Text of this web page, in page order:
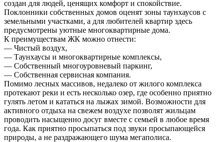
создан для людей, ценящих комфорт и спокойствие.
Поклонники собственных домов оценят зоны таунхаусов с
земельными участками, а для любителей квартир здесь
предусмотрены уютные многоквартирные дома.
К преимуществам ЖК можно отнести:
— Чистый воздух,
— Таунхаусы и многоквартирные комплексы,
— Собственный многоуровневый паркинг,
— Собственная сервисная компания.
Помимо лесных массивов, недалеко от жилого комплекса
протекают реки и есть несколько озер, где особенно приятно
гулять летом и кататься на лыжах зимой. Возможности для
активного отдыха на свежем воздухе позволят жильцам
проводить насыщенно досуг вместе с семьей в любое время
года. Как приятно просыпаться под звуки просыпающейся
природы, а не раздражающего шума мегаполиса.